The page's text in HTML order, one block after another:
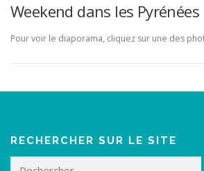
Weekend dans les Pyrénées
Pour voir le diaporama, cliquez sur une des
RECHERCHER SUR LE SITE
Rechercher :